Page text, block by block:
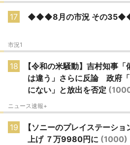
17 ◆◆◆8月の市況 その
市況1
18
【令和の米騒動】吉村知事
は違う」さらに反論 政府
にない」と放出を否定
ニュース速報+
19
【ソニーのプレイステーシ
上げ ７万9980円に (1000)